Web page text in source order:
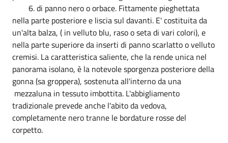
6. di panno nero o orbace. Fittamente pieghettata
nella parte posteriore e liscia sul davanti. E' costituita da
un'alta balza, ( in velluto blu, raso o seta di vari colori), e
nella parte superiore da inserti di panno scarlatto o velluto
cremisi. La caratteristica saliente, che la rende unica nel
panorama isolano, è la notevole sporgenza posteriore della
gonna (sa groppera), sostenuta all'interno da una
mezzaluna in tessuto imbottita. L'abbigliamento
tradizionale prevede anche l'abito da vedova,
completamente nero tranne le bordature rosse del
corpetto.